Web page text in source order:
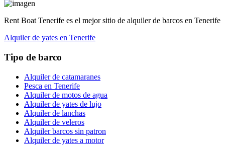
Rent Boat Tenerife es el mejor sitio de alquiler de barcos en Tenerife
Alquiler de yates en Tenerife
Tipo de barco
Alquiler de catamaranes
Pesca en Tenerife
Alquiler de motos de agua
Alquiler de yates de lujo
Alquiler de lanchas
Alquiler de veleros
Alquiler barcos sin patron
Alquiler de yates a motor